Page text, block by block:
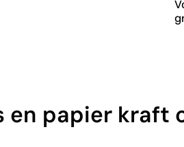
papier kraft